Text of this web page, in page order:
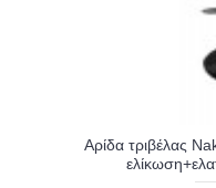
Αρίδα τριβέλας